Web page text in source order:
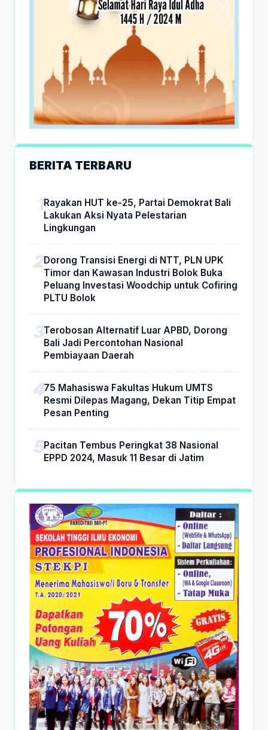
BERITA TERBARU
Rayakan HUT ke-25, Partai Demokrat Bali
Lakukan Aksi Nyata Pelestarian
Lingkungan
Dorong Transisi Energi di NTT, PLN UPK
Timor dan Kawasan Industri Bolok Buka
Peluang Investasi Woodchip untuk Cofiring
PLTU Bolok
Terobosan Alternatif Luar APBD, Dorong
Bali Jadi Percontohan Nasional
Pembiayaan Daerah
75 Mahasiswa Fakultas Hukum UMTS
Resmi Dilepas Magang, Dekan Titip Empat
Pesan Penting
Pacitan Tembus Peringkat 38 Nasional
EPPD 2024, Masuk 11 Besar di Jatim